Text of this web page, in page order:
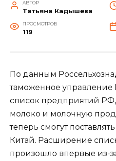
АВТОР
Татьяна Кадышева
ПРОСМОТРОВ
119
По данным
таможенное
список предприятий
молоко и молочную
теперь смогут
Китай. Расширение
произошло впервые из-